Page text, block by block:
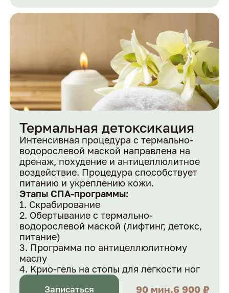
Термальная детоксикация
Интенсивная процедура с термально-
водорослевой маской направлена на
дренаж, похудение и антицеллюлитное
воздействие. Процедура способствует
питанию и укреплению кожи.
Этапы СПА-программы:
Скрабирование
Обертывание с термально-
водорослевой маской (лифтинг, детокс,
питание)
Программа по антицеллюлитному
маслу
Kpио-гель на стопы для легкости ног
Записаться 90 мин.6 900 ₽